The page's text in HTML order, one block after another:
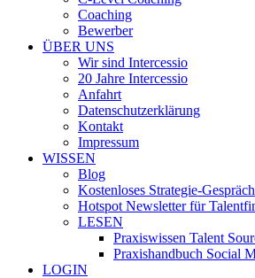
Coaching
Bewerber
ÜBER UNS
Wir sind Intercessio
20 Jahre Intercessio
Anfahrt
Datenschutzerklärung
Kontakt
Impressum
WISSEN
Blog
Kostenloses Strategie-Gespräch
Hotspot Newsletter für
LESEN
Praxiswissen Talent
Praxishandbuch Social
LOGIN